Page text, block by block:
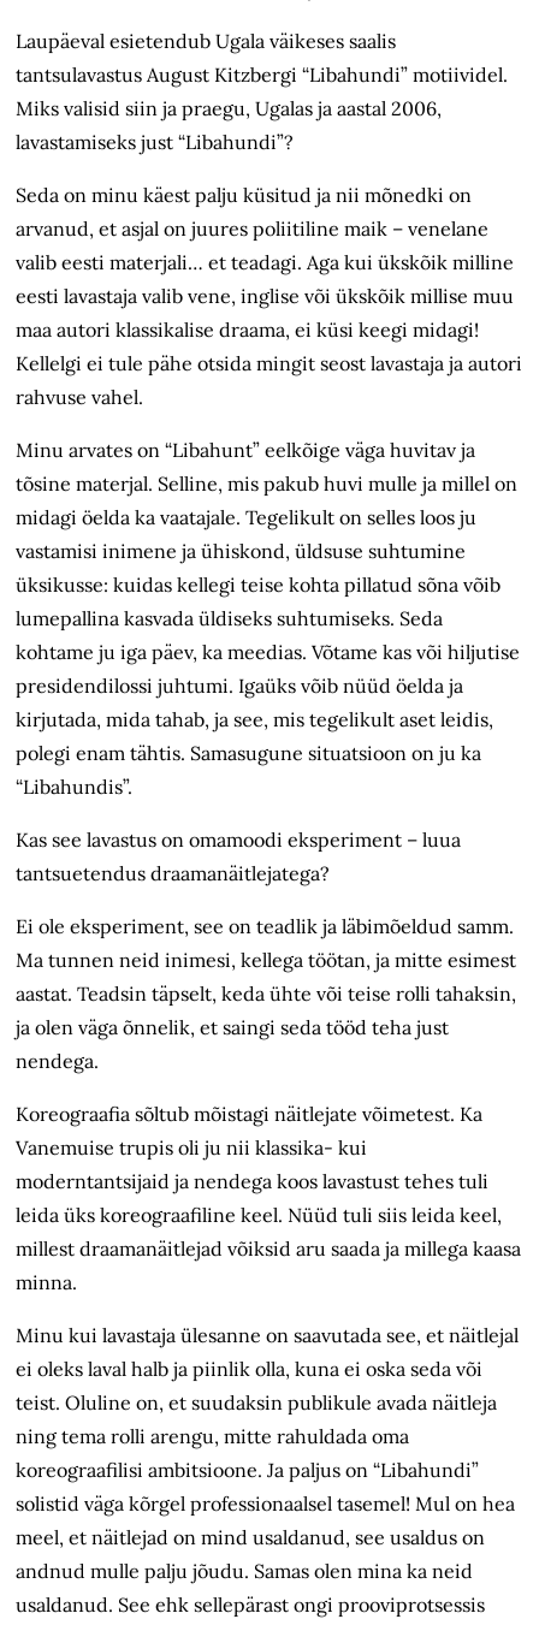
Laupäeval esietendub Ugala väikeses saalis
tantsulavastus August Kitzbergi “Libahundi” motiividel.
Miks valisid siin ja praegu, Ugalas ja aastal 2006,
lavastamiseks just “Libahundi”?
Seda on minu käest palju küsitud ja nii mõnedki on
arvanud, et asjal on juures poliitiline maik – venelane
valib eesti materjali… et teadagi. Aga kui ükskõik milline
eesti lavastaja valib vene, inglise või ükskõik millise muu
maa autori klassikalise draama, ei küsi keegi midagi!
Kellelgi ei tule pähe otsida mingit seost lavastaja ja autori
rahvuse vahel.
Minu arvates on “Libahunt” eelkõige väga huvitav ja
tõsine materjal. Selline, mis pakub huvi mulle ja millel on
midagi öelda ka vaatajale. Tegelikult on selles loos ju
vastamisi inimene ja ühiskond, üldsuse suhtumine
üksikusse: kuidas kellegi teise kohta pillatud sõna võib
lumepallina kasvada üldiseks suhtumiseks. Seda
kohtame ju iga päev, ka meedias. Võtame kas või hiljutise
presidendilossi juhtumi. Igaüks võib nüüd öelda ja
kirjutada, mida tahab, ja see, mis tegelikult aset leidis,
polegi enam tähtis. Samasugune situatsioon on ju ka
“Libahundis”.
Kas see lavastus on omamoodi eksperiment – luua
tantsuetendus draamanäitlejatega?
Ei ole eksperiment, see on teadlik ja läbimõeldud samm.
Ma tunnen neid inimesi, kellega töötan, ja mitte esimest
aastat. Teadsin täpselt, keda ühte või teise rolli tahaksin,
ja olen väga õnnelik, et saingi seda tööd teha just
nendega.
Koreograafia sõltub mõistagi näitlejate võimetest. Ka
Vanemuise trupis oli ju nii klassika- kui
moderntantsijaid ja nendega koos lavastust tehes tuli
leida üks koreograafiline keel. Nüüd tuli siis leida keel,
millest draamanäitlejad võiksid aru saada ja millega kaasa
minna.
Minu kui lavastaja ülesanne on saavutada see, et näitlejal
ei oleks laval halb ja piinlik olla, kuna ei oska seda või
teist. Oluline on, et suudaksin publikule avada näitleja
ning tema rolli arengu, mitte rahuldada oma
koreograafilisi ambitsioone. Ja paljus on “Libahundi”
solistid väga kõrgel professionaalsel tasemel! Mul on hea
meel, et näitlejad on mind usaldanud, see usaldus on
andnud mulle palju jõudu. Samas olen mina ka neid
usaldanud. See ehk sellepärast ongi prooviprotsessis